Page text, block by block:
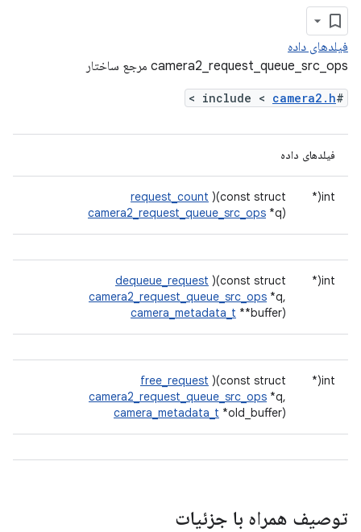
فیلدهای داده
camera2_request_queue_src_ops مرجع ساختار
#include <
camera2.h
>
فیلدهای داده
int(*
request_count )(const struct
camera2_request_queue_src_ops *q)
int(*
dequeue_request )(const struct
camera2_request_queue_src_ops *q,
camera_metadata_t **buffer)
int(*
free_request )(const struct
camera2_request_queue_src_ops *q,
camera_metadata_t *old_buffer)
توصیف همراه با جزئیات